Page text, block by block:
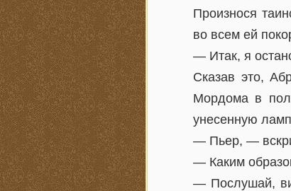
Произнося
во всем ей
— Итак, я
Сказав это,
Мордома в
унесенную
— Пьер, —
— Каким
— Послушай,